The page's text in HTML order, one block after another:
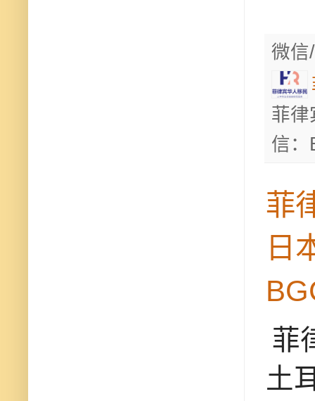
微
菲律
信：
菲
日
菲
土